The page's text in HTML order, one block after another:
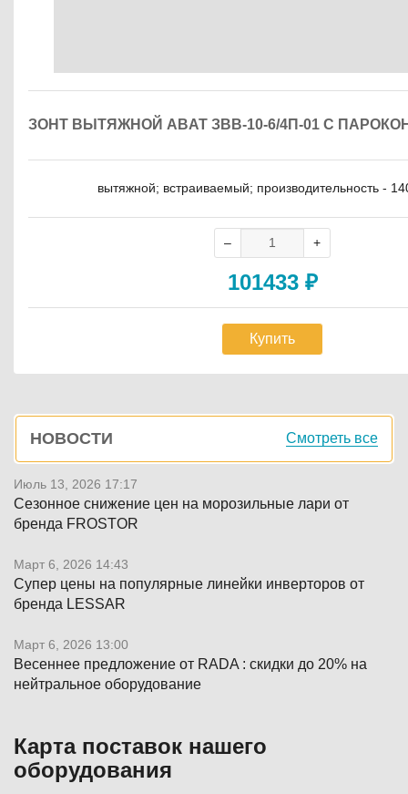
ЗОНТ ВЫТЯЖНОЙ ABAT ЗВВ-10-6/4П-01 С
вытяжной; встраиваемый; производительность -
101433 ₽
Купить
Боковая
панель
НОВОСТИ Смотреть все
Июль 13, 2026 17:17
Сезонное снижение цен на морозильные лари от
бренда FROSTOR
Март 6, 2026 14:43
Супер цены на популярные линейки инверторов от
бренда LESSAR
Март 6, 2026 13:00
Весеннее предложение от RADA : скидки до 20% на
нейтральное оборудование
Карта поставок нашего
оборудования